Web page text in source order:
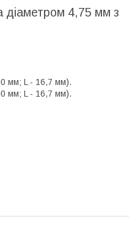
діаметром 4,75 мм з
мм; L - 16,7 мм).
мм; L - 16,7 мм).